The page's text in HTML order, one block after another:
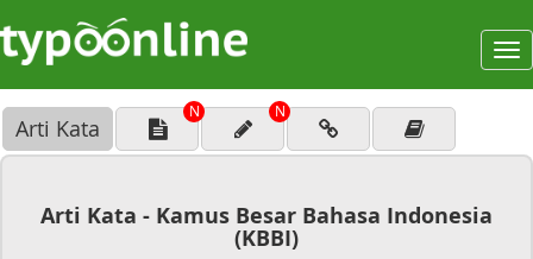
Arti Kata
N N
Arti Kata - Kamus Besar Bahasa Indonesia
(KBBI)